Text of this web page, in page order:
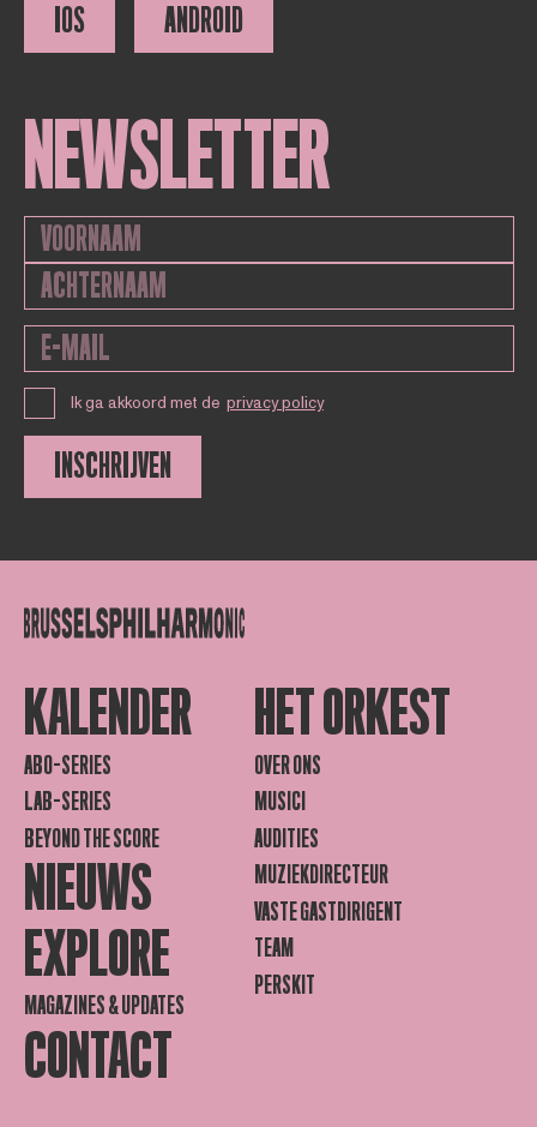
IOS ANDROID
NEWSLETTER
Ik ga akkoord met de privacy policy
INSCHRIJVEN
KALENDER
ABO-SERIES
LAB-SERIES
BEYOND THE SCORE
NIEUWS
EXPLORE
MAGAZINES & UPDATES
CONTACT
HET ORKEST
OVER ONS
MUSICI
AUDITIES
MUZIEKDIRECTEUR
VASTE GASTDIRIGENT
TEAM
PERSKIT